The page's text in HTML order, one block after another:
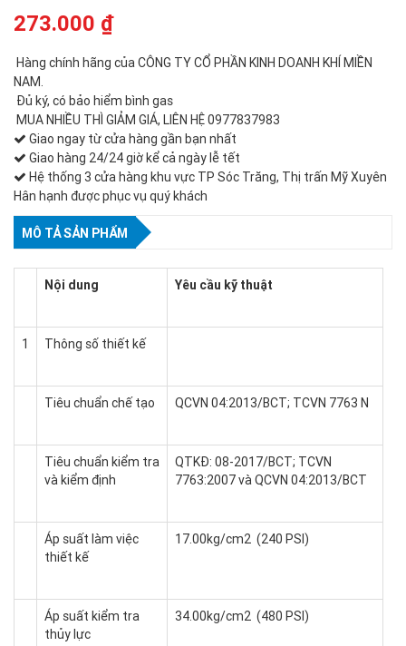
273.000 ₫
Hàng chính hãng của CÔNG TY CỔ PHẦN KINH DOANH KHÍ MIỀN
NAM.
Đủ ký, có bảo hiểm bình gas
MUA NHIỀU THÌ GIẢM GIÁ, LIÊN HỆ 0977837983
Giao ngay từ cửa hàng gần bạn nhất
Giao hàng 24/24 giờ kể cả ngày lễ tết
Hệ thống 3 cửa hàng khu vực TP Sóc Trăng, Thị trấn Mỹ Xuyên
Hân hạnh được phục vụ quý khách
MÔ TẢ SẢN PHẨM
Nội dung Yêu cầu kỹ thuật
1 Thông số thiết kế
Tiêu chuẩn chế tạo QCVN 04:2013/BCT; TCVN 7763 N
Tiêu chuẩn kiểm tra
và kiểm định
QTKĐ: 08-2017/BCT; TCVN
7763:2007 và QCVN 04:2013/BCT
Áp suất làm việc
thiết kế
17.00kg/cm2 (240 PSI)
Áp suất kiểm tra
thủy lực
34.00kg/cm2 (480 PSI)